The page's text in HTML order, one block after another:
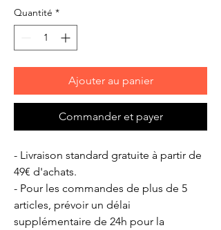
Quantité *
Ajouter au panier
Commander et payer
- Livraison standard gratuite à partir de
49€ d'achats.
- Pour les commandes de plus de 5
articles, prévoir un délai
supplémentaire de 24h pour la